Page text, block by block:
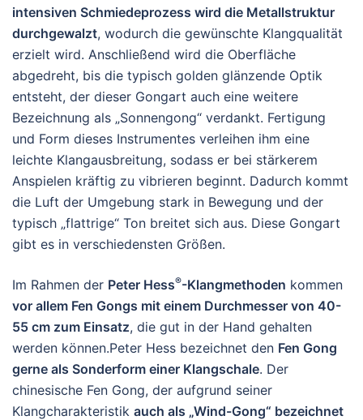
intensiven Schmiedeprozess wird die Metallstruktur
durchgewalzt, wodurch die gewünschte Klangqualität
erzielt wird. Anschließend wird die Oberfläche
abgedreht, bis die typisch golden glänzende Optik
entsteht, der dieser Gongart auch eine weitere
Bezeichnung als „Sonnengong“ verdankt. Fertigung
und Form dieses Instrumentes verleihen ihm eine
leichte Klangausbreitung, sodass er bei stärkerem
Anspielen kräftig zu vibrieren beginnt. Dadurch kommt
die Luft der Umgebung stark in Bewegung und der
typisch „flattrige“ Ton breitet sich aus. Diese Gongart
gibt es in verschiedensten Größen.
Im Rahmen der Peter Hess®-Klangmethoden kommen
vor allem Fen Gongs mit einem Durchmesser von 40-
55 cm zum Einsatz, die gut in der Hand gehalten
werden können.Peter Hess bezeichnet den Fen Gong
gerne als Sonderform einer Klangschale. Der
chinesische Fen Gong, der aufgrund seiner
Klangcharakteristik auch als „Wind-Gong“ bezeichnet